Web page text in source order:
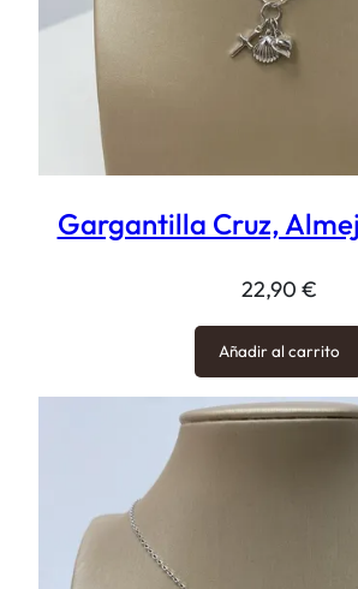
Gargantilla Cruz,
22,90 €
Añadir al carrito